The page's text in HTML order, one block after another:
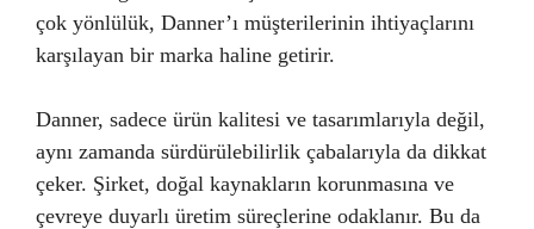
çok yönlülük, Danner’ı müşterilerinin ihtiyaçlarını
karşılayan bir marka haline getirir.
Danner, sadece ürün kalitesi ve tasarımlarıyla değil,
aynı zamanda sürdürülebilirlik çabalarıyla da dikkat
çeker. Şirket, doğal kaynakların korunmasına ve
çevreye duyarlı üretim süreçlerine odaklanır. Bu da